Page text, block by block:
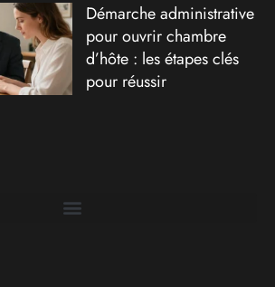
Démarche administrative
pour ouvrir chambre
d’hôte : les étapes clés
pour réussir